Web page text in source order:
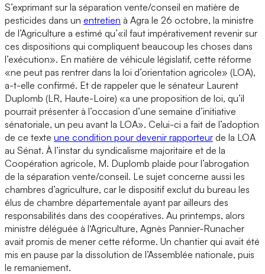
S’exprimant sur la séparation vente/conseil en matière de
pesticides dans un entretien à Agra le 26 octobre, la ministre
de l’Agriculture a estimé qu’«il faut impérativement revenir sur
ces dispositions qui compliquent beaucoup les choses dans
l’exécution». En matière de véhicule législatif, cette réforme
«ne peut pas rentrer dans la loi d’orientation agricole» (LOA),
a-t-elle confirmé. Et de rappeler que le sénateur Laurent
Duplomb (LR, Haute-Loire) «a une proposition de loi, qu’il
pourrait présenter à l’occasion d’une semaine d’initiative
sénatoriale, un peu avant la LOA». Celui-ci a fait de l’adoption
de ce texte une condition pour devenir rapporteur de la LOA
au Sénat. À l’instar du syndicalisme majoritaire et de la
Coopération agricole, M. Duplomb plaide pour l’abrogation
de la séparation vente/conseil. Le sujet concerne aussi les
chambres d’agriculture, car le dispositif exclut du bureau les
élus de chambre départementale ayant par ailleurs des
responsabilités dans des coopératives. Au printemps, alors
ministre déléguée à l‘Agriculture, Agnès Pannier-Runacher
avait promis de mener cette réforme. Un chantier qui avait été
mis en pause par la dissolution de l’Assemblée nationale, puis
le remaniement.